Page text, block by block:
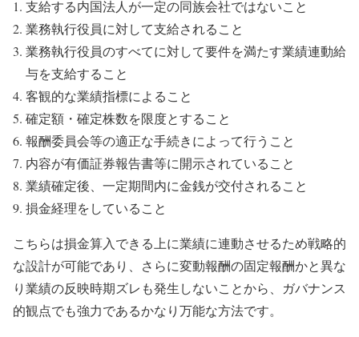
支給する内国法人が一定の同族会社ではないこと
業務執行役員に対して支給されること
業務執行役員のすべてに対して要件を満たす業績連動給
与を支給すること
客観的な業績指標によること
確定額・確定株数を限度とすること
報酬委員会等の適正な手続きによって行うこと
内容が有価証券報告書等に開示されていること
業績確定後、一定期間内に金銭が交付されること
損金経理をしていること
こちらは損金算入できる上に業績に連動させるため戦略的
な設計が可能であり、さらに変動報酬の固定報酬かと異な
り業績の反映時期ズレも発生しないことから、ガバナンス
的観点でも強力であるかなり万能な方法です。